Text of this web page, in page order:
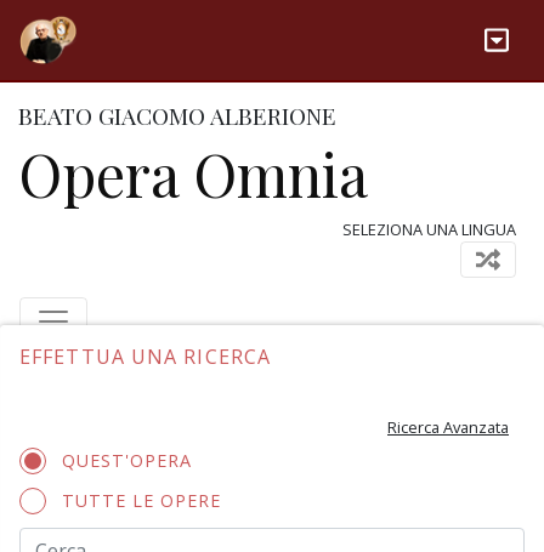
BEATO GIACOMO ALBERIONE
Opera Omnia
SELEZIONA UNA LINGUA
EFFETTUA UNA RICERCA
Ricerca Avanzata
QUEST'OPERA
TUTTE LE OPERE